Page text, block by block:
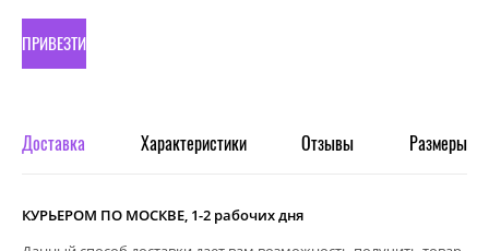
ПРИВЕЗТИ
ЗАКАЗ
Доставка Характеристики Отзывы Размеры
КУРЬЕРОМ ПО МОСКВЕ, 1-2 рабочих дня